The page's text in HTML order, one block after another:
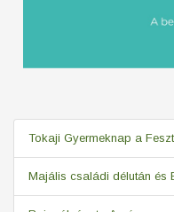
Tokaji Gyermeknap a
Majális családi délután és